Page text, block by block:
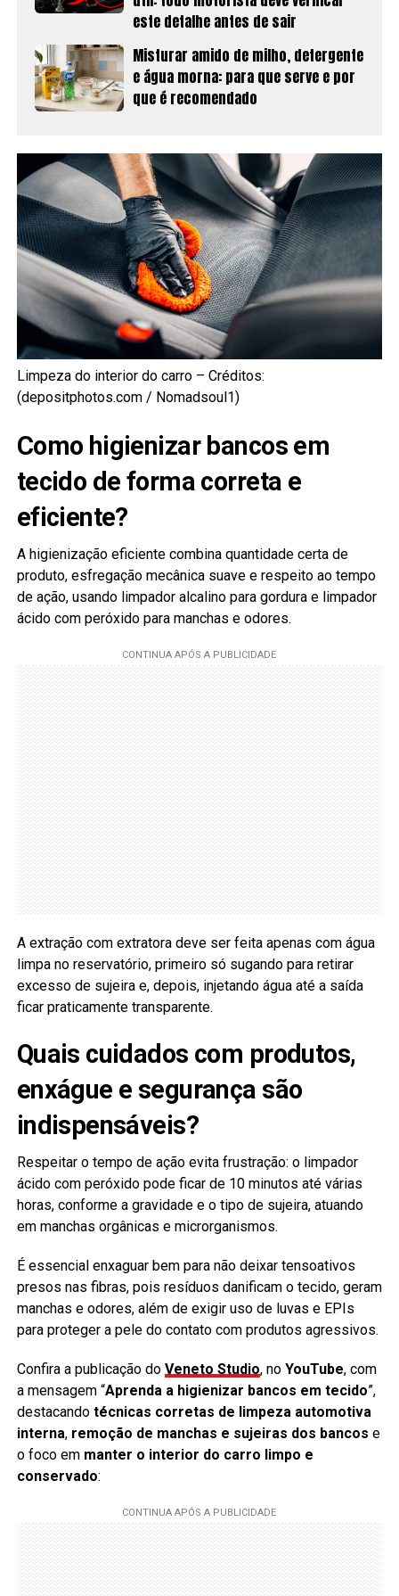
este detalhe antes de sair
Misturar amido de milho, detergente
e água morna: para que serve e por
que é recomendado
Limpeza do interior do carro – Créditos:
(depositphotos.com / Nomadsoul1)
Como higienizar bancos em
tecido de forma correta e
eficiente?
A higienização eficiente combina quantidade certa de
produto, esfregação mecânica suave e respeito ao tempo
de ação, usando limpador alcalino para gordura e limpador
ácido com peróxido para manchas e odores.
A extração com extratora deve ser feita apenas com água
limpa no reservatório, primeiro só sugando para retirar
excesso de sujeira e, depois, injetando água até a saída
ficar praticamente transparente.
Quais cuidados com produtos,
enxágue e segurança são
indispensáveis?
Respeitar o tempo de ação evita frustração: o limpador
ácido com peróxido pode ficar de 10 minutos até várias
horas, conforme a gravidade e o tipo de sujeira, atuando
em manchas orgânicas e microrganismos.
É essencial enxaguar bem para não deixar tensoativos
presos nas fibras, pois resíduos danificam o tecido, geram
manchas e odores, além de exigir uso de luvas e EPIs
para proteger a pele do contato com produtos agressivos.
Confira a publicação do Veneto Studio, no YouTube, com
a mensagem “Aprenda a higienizar bancos em tecido”,
destacando técnicas corretas de limpeza automotiva
interna, remoção de manchas e sujeiras dos bancos e
o foco em manter o interior do carro limpo e
conservado: